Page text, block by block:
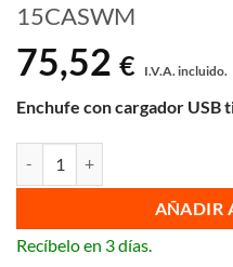
15CASWM
75,52 € I.V.A. incluido.
Enchufe con cargador USB
AÑADIR
Recíbelo en 3 días.